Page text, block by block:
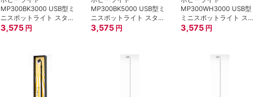
MP300BK3000 USB型ミ
ニスポットライト スタン
ド30cm/黒/3000K
3,575 円
MP300BK5000 USB型ミ
ニスポットライト スタン
ド30cm/黒/5000K
3,575 円
MP300WH3000 USB型
ミニスポットライト スタ
ンド30cm/白/3000K
3,575 円